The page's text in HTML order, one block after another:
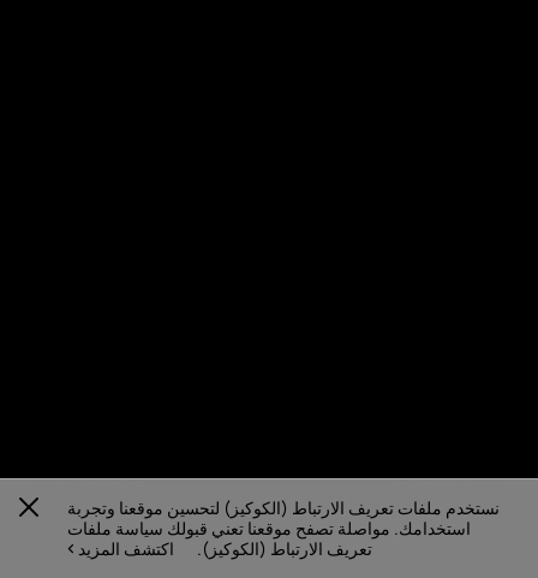
نستخدم ملفات تعريف الارتباط (الكوكيز) لتحسين موقعنا وتجربة
استخدامك. مواصلة تصفح موقعنا تعني قبولك سياسة ملفات
تعريف الارتباط (الكوكيز).
اكتشف المزيد